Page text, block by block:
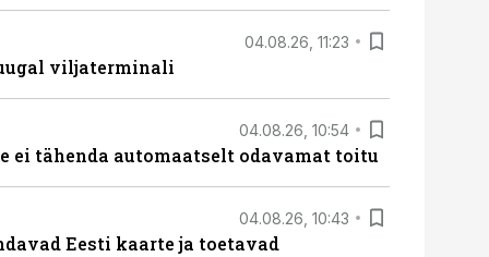
04.08.26, 11:23
viljaterminali
04.08.26, 10:54
ei tähenda automaatselt odavamat toitu
04.08.26, 10:43
Eesti kaarte ja toetavad